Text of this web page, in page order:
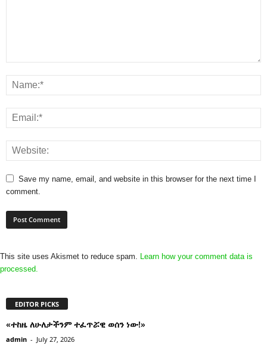
Save my name, email, and website in this browser for the next time I
comment.
This site uses Akismet to reduce spam. Learn how your comment data is
processed.
EDITOR PICKS
«ተከዜ ለሁለታችንም ተፈጥሯዊ ወሰን ነው!»
admin - July 27, 2026